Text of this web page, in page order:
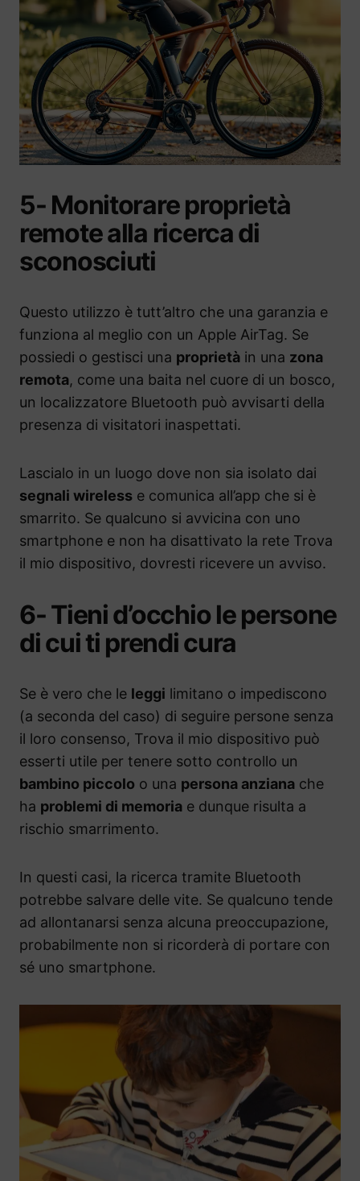
5- Monitorare proprietà
remote alla ricerca di
sconosciuti
Questo utilizzo è tutt’altro che una garanzia e
funziona al meglio con un Apple AirTag. Se
possiedi o gestisci una proprietà in una zona
remota, come una baita nel cuore di un bosco,
un localizzatore Bluetooth può avvisarti della
presenza di visitatori inaspettati.
Lascialo in un luogo dove non sia isolato dai
segnali wireless e comunica all’app che si è
smarrito. Se qualcuno si avvicina con uno
smartphone e non ha disattivato la rete Trova
il mio dispositivo, dovresti ricevere un avviso.
6- Tieni d’occhio le persone
di cui ti prendi cura
Se è vero che le leggi limitano o impediscono
(a seconda del caso) di seguire persone senza
il loro consenso, Trova il mio dispositivo può
esserti utile per tenere sotto controllo un
bambino piccolo o una persona anziana che
ha problemi di memoria e dunque risulta a
rischio smarrimento.
In questi casi, la ricerca tramite Bluetooth
potrebbe salvare delle vite. Se qualcuno tende
ad allontanarsi senza alcuna preoccupazione,
probabilmente non si ricorderà di portare con
sé uno smartphone.